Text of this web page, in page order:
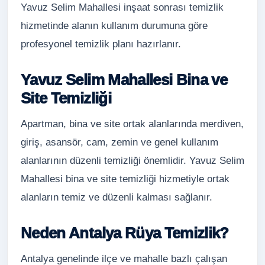
Yavuz Selim Mahallesi inşaat sonrası temizlik
hizmetinde alanın kullanım durumuna göre
profesyonel temizlik planı hazırlanır.
Yavuz Selim Mahallesi Bina ve
Site Temizliği
Apartman, bina ve site ortak alanlarında merdiven,
giriş, asansör, cam, zemin ve genel kullanım
alanlarının düzenli temizliği önemlidir. Yavuz Selim
Mahallesi bina ve site temizliği hizmetiyle ortak
alanların temiz ve düzenli kalması sağlanır.
Neden Antalya Rüya Temizlik?
Antalya genelinde ilçe ve mahalle bazlı çalışan